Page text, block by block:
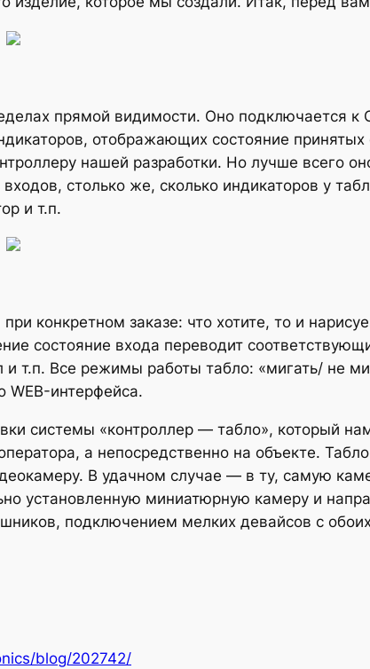
прямой видимости. Оно подключается к
отображающих состояние принятых
нашей разработки. Но лучше всего
столько же, сколько индикаторов у
и т.п.
конкретном заказе: что хотите, то и
состояние входа переводит
т.п. Все режимы работы табло: «мигать/ не
WEB-интерфейса.
системы «контроллер — табло», который
а непосредственно на объекте.
В удачном случае — в ту, самую
установленную миниатюрную камеру и
подключением мелких девайсов с
blog/202742/